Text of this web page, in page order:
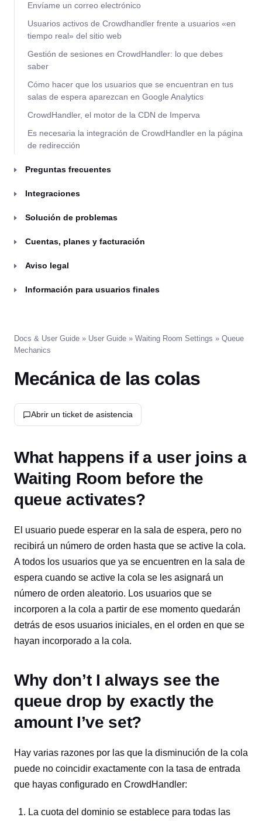
Envíame un correo electrónico
Usuarios activos de Crowdhandler frente a usuarios «en
tiempo real» del sitio web
Gestión de sesiones en CrowdHandler: lo que debes
saber
Cómo hacer que los usuarios que se encuentran en tus
salas de espera aparezcan en Google Analytics
CrowdHandler, el motor de la CDN de Imperva
Es necesaria la integración de CrowdHandler en la página
de redirección
Preguntas frecuentes
Integraciones
Solución de problemas
Cuentas, planes y facturación
Aviso legal
Información para usuarios finales
Docs & User Guide » User Guide » Waiting Room Settings » Queue
Mechanics
Mecánica de las colas
Abrir un ticket de asistencia
What happens if a user joins a
Waiting Room before the
queue activates?
El usuario puede esperar en la sala de espera, pero no
recibirá un número de orden hasta que se active la cola.
A todos los usuarios que ya se encuentren en la sala de
espera cuando se active la cola se les asignará un
número de orden aleatorio. Los usuarios que se
incorporen a la cola a partir de ese momento quedarán
detrás de esos usuarios iniciales, en el orden en que se
hayan incorporado a la cola.
Why don’t I always see the
queue drop by exactly the
amount I’ve set?
Hay varias razones por las que la disminución de la cola
puede no coincidir exactamente con la tasa de entrada
que hayas configurado en CrowdHandler:
La cuota del dominio se establece para todas las